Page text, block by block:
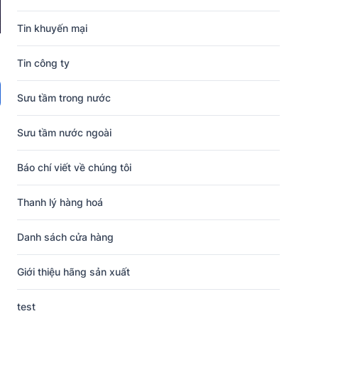
Tin khuyến mại
Tin công ty
Sưu tầm trong nước
Sưu tầm nước ngoài
Báo chí viết về chúng tôi
Thanh lý hàng hoá
Danh sách cửa hàng
Giới thiệu hãng sản xuất
test